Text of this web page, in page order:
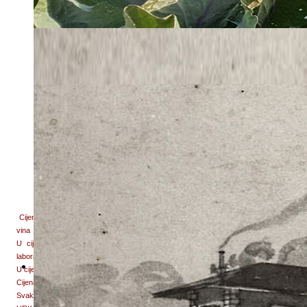
(alkohol, kiseline)
SPECIJALNE (OBOJENE) RAKIJE
(alkohol, kiseline, plinska kromatografija)
CJENIK USLUGA VINARSKOG
Metoda senzornog ocjenjivanja Cijena do 30
Buxbaum metoda
(metoda 20 pozitivnih bodova)
9.600,00 HRK
Metoda 100 bodova
(službena OIV – e metoda)
10.400,00 HRK
Cijena obuhvaća fizikalno – kemijsku analizu i organoleptičku (senzornu) ocjenu
vina
U cijenu ocjenjivanja dodatnih uzoraka uračunat je popust s cjenika usluge
laboratorija u visini od 35%
U cijenu je uključen PDV
Cijena je određena na bazi jednog dana degustacije
Svaki sljedeći dan degustacije Buxbaum metodom naplaćuje se dodatnih 650,00